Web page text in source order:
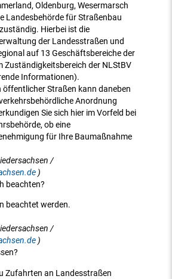
Oldenburg, Wesermarsch
Landesbehörde für Straßenbau
Hierbei ist die
der Landesstraßen und
auf 13 Geschäftsbereiche der
Zuständigkeitsbereich der NLStBV
Informationen).
öffentlicher Straßen kann daneben
Anordnung
Sie sich hier im Vorfeld bei
ob eine
für Ihre Baumaßnahme
/
)
beachten?
beachtet werden.
/
)
Zufahrten an Landesstraßen